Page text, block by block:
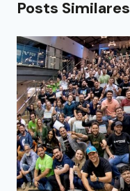
Posts Similares